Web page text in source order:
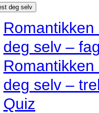
deg selv
deg selv –
deg selv –
Quiz